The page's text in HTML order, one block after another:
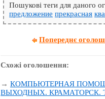
Пошукові теги для даного
предложение прекрасная
Попереднє
Схожі оголошення:
→КОМПЬЮТЕРНАЯ
ВЫХОДНЫХ. КРАМАТОРСК.